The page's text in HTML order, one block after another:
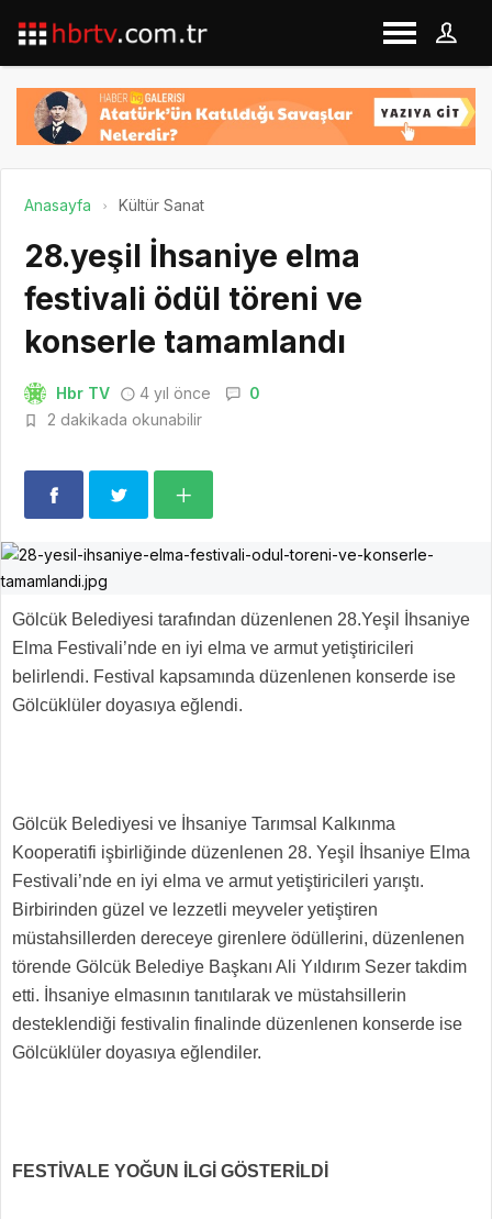
Anasayfa Kültür Sanat
28.yeşil İhsaniye elma
festivali ödül töreni ve
konserle tamamlandı
Hbr TV 4 yıl önce
0
2 dakikada okunabilir
Gölcük Belediyesi tarafından düzenlenen 28.Yeşil İhsaniye
Elma Festivali’nde en iyi elma ve armut yetiştiricileri
belirlendi. Festival kapsamında düzenlenen konserde ise
Gölcüklüler doyasıya eğlendi.
Gölcük Belediyesi ve İhsaniye Tarımsal Kalkınma
Kooperatifi işbirliğinde düzenlenen 28. Yeşil İhsaniye Elma
Festivali’nde en iyi elma ve armut yetiştiricileri yarıştı.
Birbirinden güzel ve lezzetli meyveler yetiştiren
müstahsillerden dereceye girenlere ödüllerini, düzenlenen
törende Gölcük Belediye Başkanı Ali Yıldırım Sezer takdim
etti. İhsaniye elmasının tanıtılarak ve müstahsillerin
desteklendiği festivalin finalinde düzenlenen konserde ise
Gölcüklüler doyasıya eğlendiler.
FESTİVALE YOĞUN İLGİ GÖSTERİLDİ